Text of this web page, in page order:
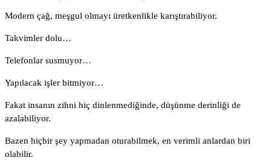
Modern çağ, meşgul olmayı üretkenlikle karıştırabiliyor.
Takvimler dolu…
Telefonlar susmuyor…
Yapılacak işler bitmiyor…
Fakat insanın zihni hiç dinlenmediğinde, düşünme derinliği de
azalabiliyor.
Bazen hiçbir şey yapmadan oturabilmek, en verimli anlardan biri
olabilir.